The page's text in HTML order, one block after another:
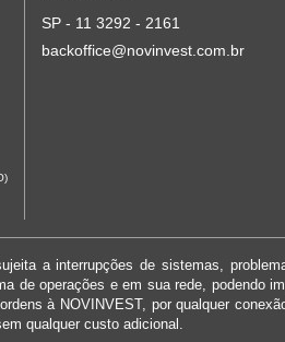
SP - 11 3292 - 2161
backoffice@novinvest.com.br
a interrupções de sistemas,
de operações e em sua rede, podendo
à NOVINVEST, por qualquer
qualquer custo adicional.